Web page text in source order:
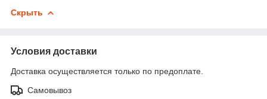
Скрыть
Условия доставки
Доставка осуществляется только по предоплате.
Самовывоз